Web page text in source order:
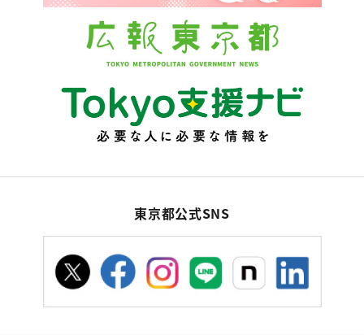
東京都公式SNS